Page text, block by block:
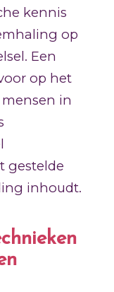
kennis
op
Een
op het
in
gestelde
inhoudt.